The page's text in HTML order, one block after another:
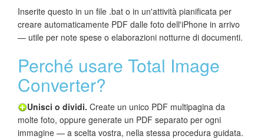
Inserite questo in un file .bat o in un'attività pianificata per
creare automaticamente PDF dalle foto dell'iPhone in arrivo
— utile per note spese o elaborazioni notturne di documenti.
Perché usare Total Image
Converter?
Unisci o dividi. Create un unico PDF multipagina da
molte foto, oppure generate un PDF separato per ogni
immagine — a scelta vostra, nella stessa procedura guidata.